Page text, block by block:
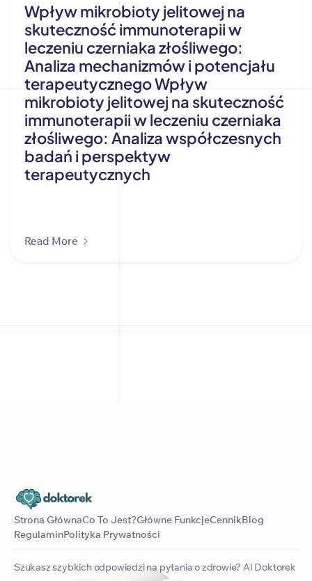
Wpływ mikrobioty jelitowej na
skuteczność immunoterapii w
leczeniu czerniaka złośliwego:
Analiza mechanizmów i potencjału
terapeutycznego Wpływ
mikrobioty jelitowej na skuteczność
immunoterapii w leczeniu czerniaka
złośliwego: Analiza współczesnych
badań i perspektyw
terapeutycznych
Read More
Strona GłównaCo To Jest?Główne FunkcjeCennikBlog
RegulaminPolityka Prywatności
Szukasz szybkich odpowiedzi na pytania o zdrowie? AI Doktorek